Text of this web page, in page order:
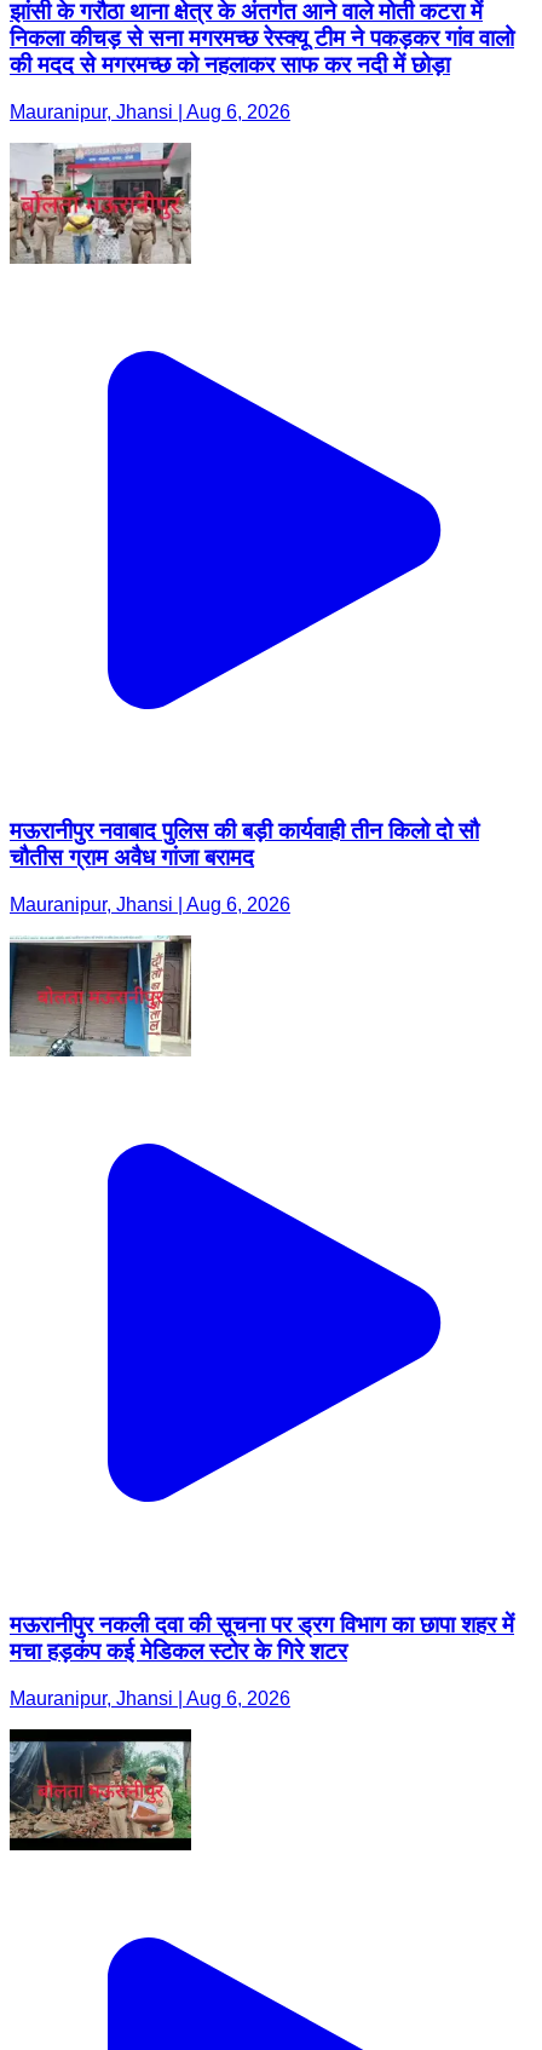
झांसी के गरौठा थाना क्षेत्र के अंतर्गत आने वाले मोती कटरा में
निकला कीचड़ से सना मगरमच्छ रेस्क्यू टीम ने पकड़कर गांव वालो
की मदद से मगरमच्छ को नहलाकर साफ कर नदी में छोड़ा
Mauranipur, Jhansi | Aug 6, 2026
मऊरानीपुर नवाबाद पुलिस की बड़ी कार्यवाही तीन किलो दो सौ
चौतीस ग्राम अवैध गांजा बरामद
Mauranipur, Jhansi | Aug 6, 2026
मऊरानीपुर नकली दवा की सूचना पर ड्रग विभाग का छापा शहर में
मचा हड़कंप कई मेडिकल स्टोर के गिरे शटर
Mauranipur, Jhansi | Aug 6, 2026